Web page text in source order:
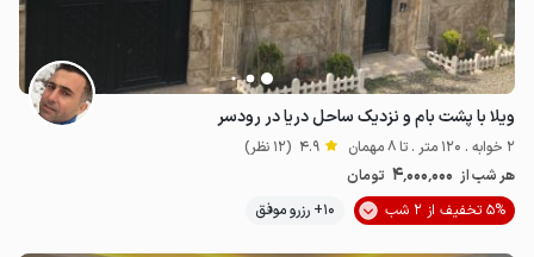
ویلا با پشت بام و نزدیک ساحل دریا در رودسر
2 خوابه . 120 متر . تا 8 مهمان 4.9 (12 نظر)
هر شب از 4٬000٬000 تومان
5% تخفیف از 2 شب
10+ رزرو موفق